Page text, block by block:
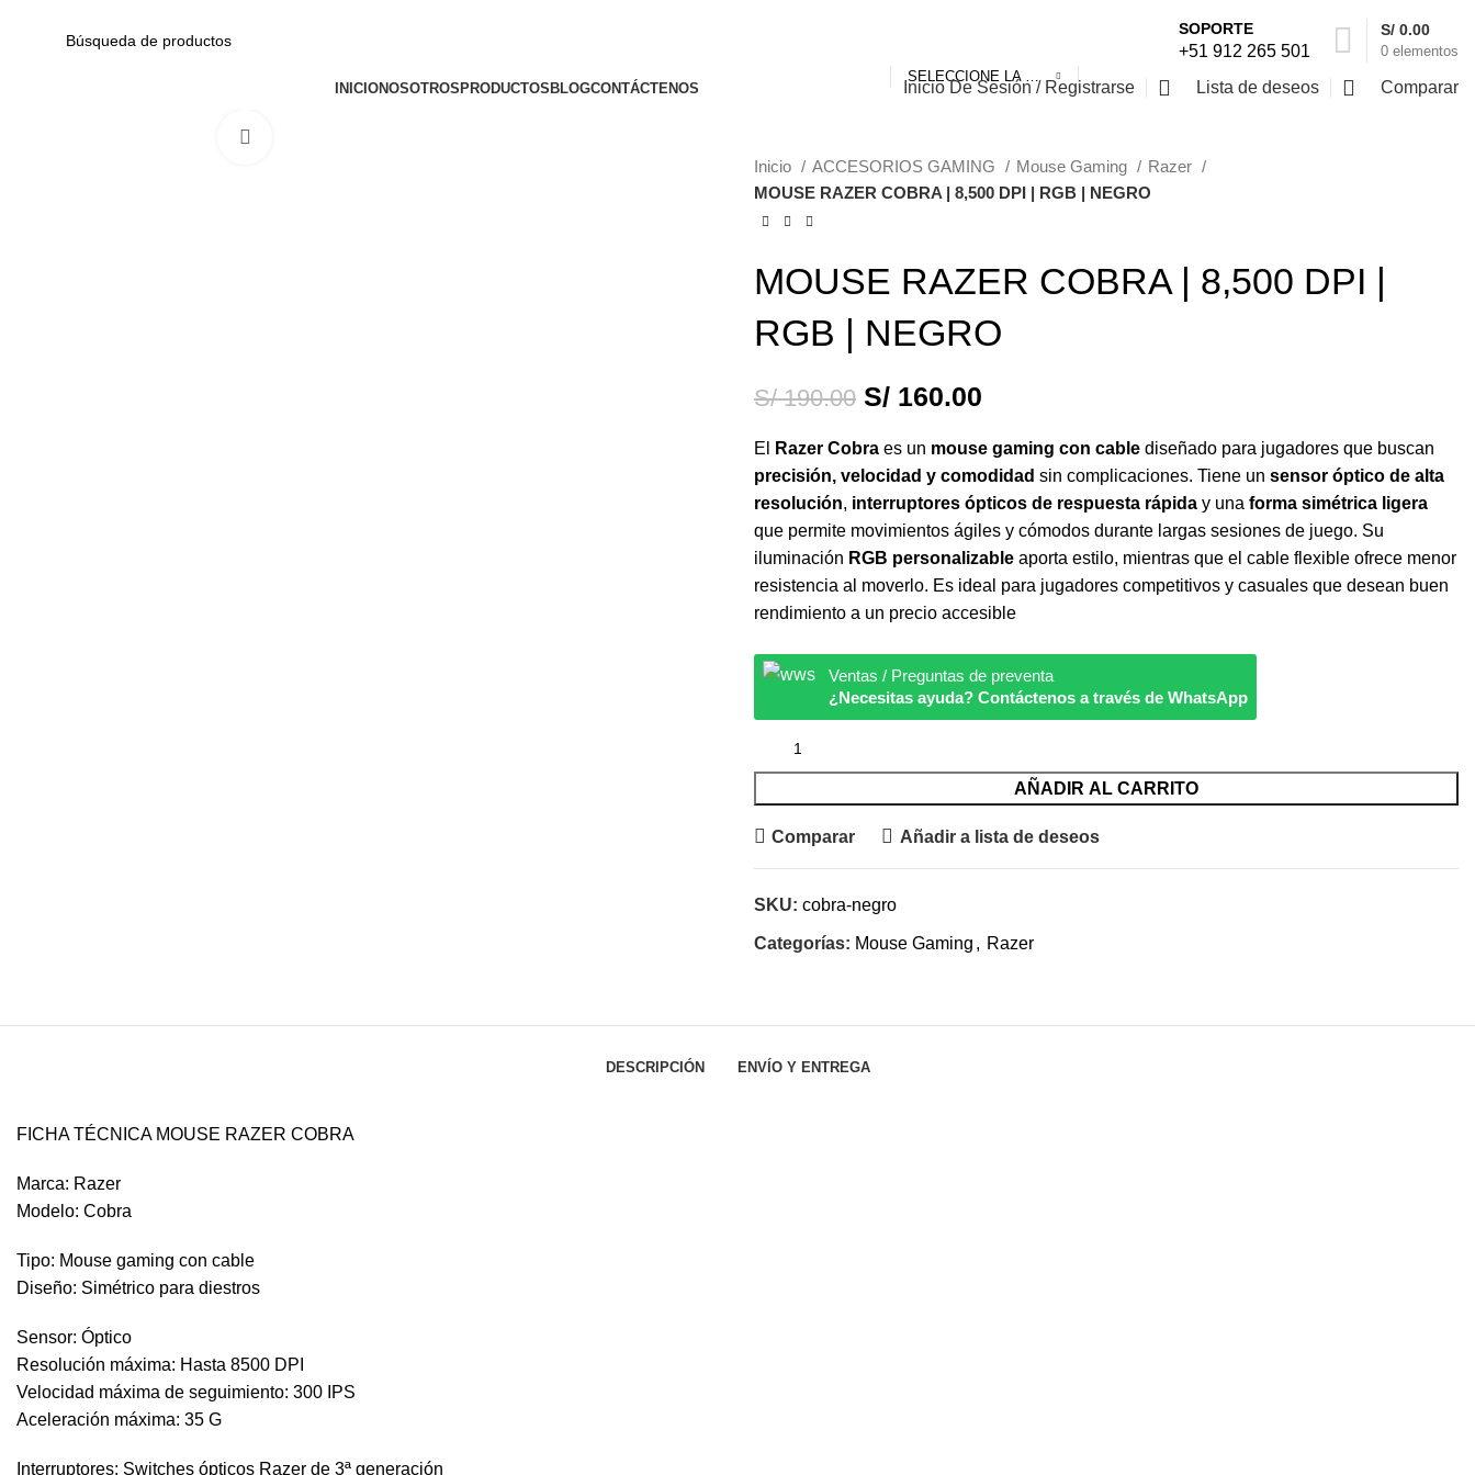
SELECCIONE LA CATEGORÍA
SOPORTE
+51 912 265 501 0 elementos
S/ 0.00
INICIONOSOTROSPRODUCTOSBLOGCONTÁCTENOS Inicio De Sesión / Registrarse Lista de deseos Comparar
Inicio ACCESORIOS GAMING Mouse Gaming
Razer
MOUSE RAZER COBRA | 8,500 DPI | RGB | NEGRO
MOUSE RAZER COBRA | 8,500 DPI |
RGB | NEGRO
S/190.00 S/ 160.00
El Razer Cobra es un mouse gaming con cable diseñado para jugadores que buscan
precisión, velocidad y comodidad sin complicaciones. Tiene un sensor óptico de alta
resolución, interruptores ópticos de respuesta rápida y una forma simétrica ligera
que permite movimientos ágiles y cómodos durante largas sesiones de juego. Su
iluminación RGB personalizable aporta estilo, mientras que el cable flexible ofrece menor
resistencia al moverlo. Es ideal para jugadores competitivos y casuales que desean buen
rendimiento a un precio accesible
Ventas / Preguntas de preventa
¿Necesitas ayuda? Contáctenos a través de WhatsApp
AÑADIR AL CARRITO
Comparar Añadir a lista de deseos
SKU: cobra-negro
Categorías: Mouse Gaming , Razer
DESCRIPCIÓN ENVÍO Y ENTREGA
FICHA TÉCNICA MOUSE RAZER COBRA
Marca: Razer
Modelo: Cobra
Tipo: Mouse gaming con cable
Diseño: Simétrico para diestros
Sensor: Óptico
Resolución máxima: Hasta 8500 DPI
Velocidad máxima de seguimiento: 300 IPS
Aceleración máxima: 35 G
Interruptores: Switches ópticos Razer de 3ª generación